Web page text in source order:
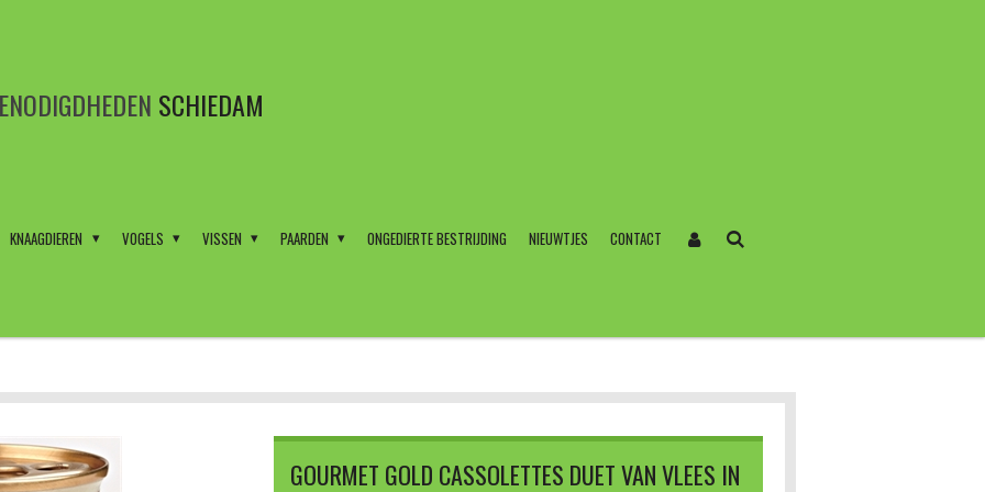
SCHIEDAM
KNAAGDIEREN VOGELS VISSEN PAARDEN ONGEDIERTE BESTRIJDING NIEUWTJES CONTACT
GOURMET GOLD CASSOLETTES DUET VAN VLEES IN